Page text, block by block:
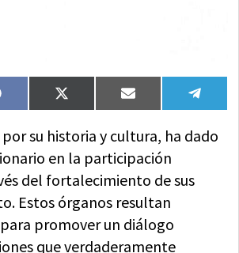
Compartir
en
FacebookCompartir
en
X
(Twitter)
Compartir
en
Email
en
su historia y cultura, ha dado
en la participación
del fortalecimiento de sus
Estos órganos resultan
promover un diálogo
que verdaderamente